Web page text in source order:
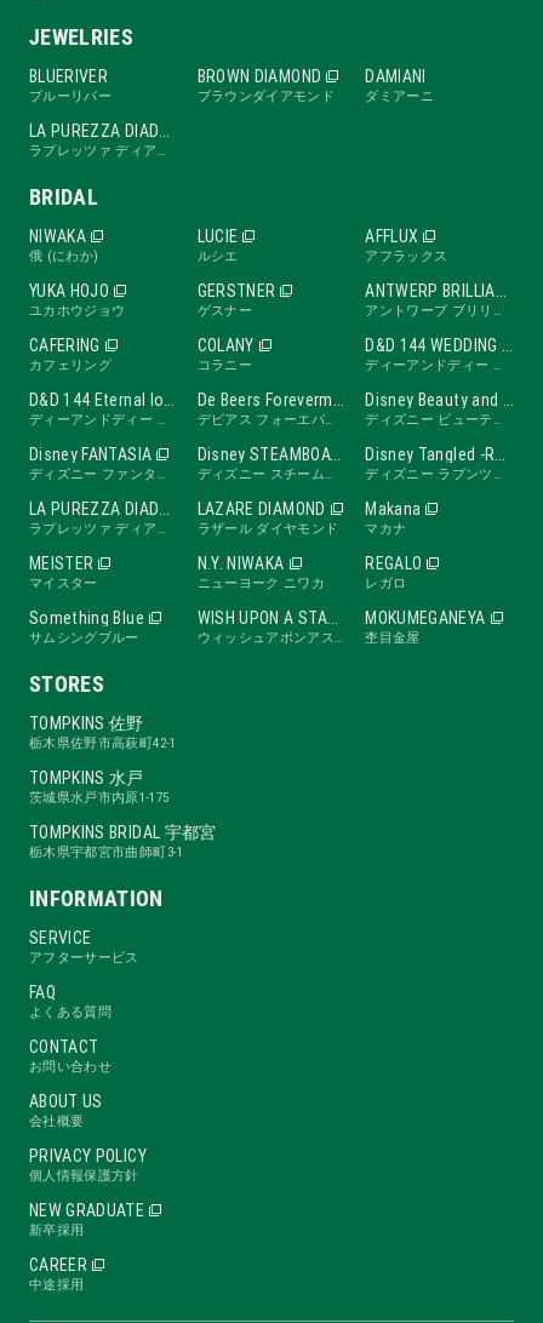
JEWELRIES
BLUERIVER
ブルーリバー
BROWN DIAMOND
ブラウンダイアモンド
DAMIANI
ダミアーニ
LA PUREZZA DIADE
ラプレッツァ ディアーデ
BRIDAL
NIWAKA
俄 (にわか)
LUCIE
ルシエ
AFFLUX
アフラックス
YUKA HOJO
ユカホウジョウ
GERSTNER
ゲスナー
ANTWERP BRILLIANT
アントワープ ブリリアント
CAFERING
カフェリング
COLANY
コラニー
D&D 144 WEDDING BAND
ディーアンドディー ワンフォーティーフォー ウェディングバンド
D&D 144 Eternal love band
ディーアンドディー ワンフォーティーフォー エターナルラブバンド
De Beers Forevermark
デビアス フォーエバーマーク
Disney Beauty and the Beast -ROSE Line-
ディズニー ビューティ・アンド・ビースト ローズライン
Disney FANTASIA
ディズニー ファンタジア
Disney STEAMBOAT WILLIE
ディズニー スチームボートウィリー
Disney Tangled -RAPUNZEL Collection-
ディズニー ラプンツェル
LA PUREZZA DIADE
ラプレッツァ ディアーデ
LAZARE DIAMOND
ラザール ダイヤモンド
Makana
マカナ
MEISTER
マイスター
N.Y. NIWAKA
ニューヨーク ニワカ
REGALO
レガロ
Something Blue
サムシングブルー
WISH UPON A STAR
ウィッシュアポンアスター
MOKUMEGANEYA
杢目金屋
STORES
TOMPKINS 佐野
栃木県佐野市高萩町42-1
TOMPKINS 水戸
茨城県水戸市内原1-175
TOMPKINS BRIDAL 宇都宮
栃木県宇都宮市曲師町3-1
INFORMATION
SERVICE
アフターサービス
FAQ
よくある質問
CONTACT
お問い合わせ
ABOUT US
会社概要
PRIVACY POLICY
個人情報保護方針
NEW GRADUATE
新卒採用
CAREER
中途採用